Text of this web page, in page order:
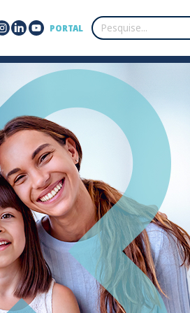
PORTAL